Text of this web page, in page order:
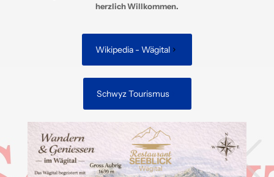
herzlich Willkommen.
Wikipedia - Wägital
Schwyz Tourismus